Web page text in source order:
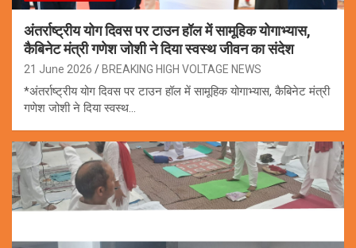
अंतर्राष्ट्रीय योग दिवस पर टाउन हॉल में सामूहिक योगाभ्यास,
कैबिनेट मंत्री गणेश जोशी ने दिया स्वस्थ जीवन का संदेश
21 June 2026 BREAKING HIGH VOLTAGE NEWS
*अंतर्राष्ट्रीय योग दिवस पर टाउन हॉल में सामूहिक योगाभ्यास, कैबिनेट मंत्री
गणेश जोशी ने दिया स्वस्थ…